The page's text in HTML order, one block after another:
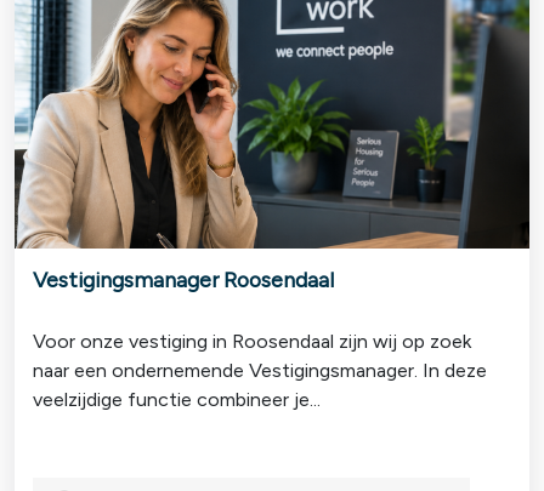
Vestigingsmanager Roosendaal
Voor onze vestiging in Roosendaal zijn wij op zoek
naar een ondernemende Vestigingsmanager. In deze
veelzijdige functie combineer je...